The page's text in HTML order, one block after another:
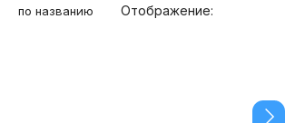
по названию Отображение: